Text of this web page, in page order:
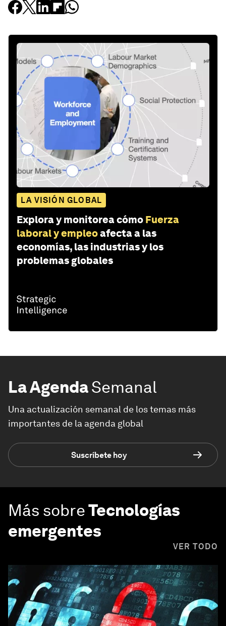
LA VISIÓN GLOBAL
Explora y monitorea cómo Fuerza
laboral y empleoafecta a las
economías, las industrias y los
problemas globales
La AgendaSemanal
Una actualización semanal de los temas más
importantes de la agenda global
Suscríbete hoy
Más sobreTecnologías
emergentes
VER TODO